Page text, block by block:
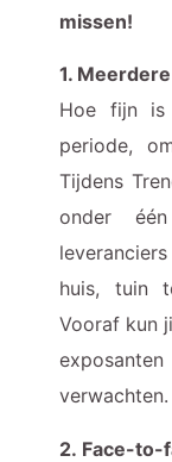
missen!
1.
Hoe fijn is
periode,
Tijdens
onder
huis, tuin
Vooraf kun
verwachten.
2. Face-to-